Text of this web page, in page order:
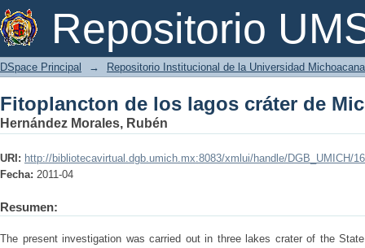
Repositorio
Fitoplancton de los lagos cráter de
DSpace Principal → Repositorio Institucional de la Universidad
Fitoplancton de los lagos cráter de
Hernández Morales, Rubén
URI: http://bibliotecavirtual.dgb.umich.mx:8083/xmlui/handle/DGB_UMICH/
Fecha: 2011-04
Resumen:
The present investigation was carried out in three lakes crater of the